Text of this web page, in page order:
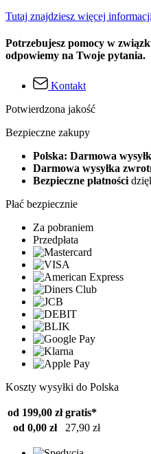
Tutaj znajdziesz więcej
Potrzebujesz pomocy w
odpowiemy na Twoje pytania.
Kontakt
Potwierdzona jakość
Bezpieczne zakupy
Polska: Darmowa
Darmowa wysyłka
Bezpieczne płatności
Płać bezpiecznie
Za pobraniem
Przedpłata
Koszty wysyłki do Polska
od 199,00 zł gratis*
od 0,00 zł
27,90 zł